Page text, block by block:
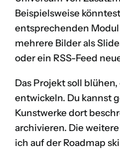
Beispielsweise
entsprechenden
mehrere Bilder als
oder ein RSS-Feed
Das Projekt soll
entwickeln. Du kannst
Kunstwerke dort
archivieren. Die
ich auf der Roadmap